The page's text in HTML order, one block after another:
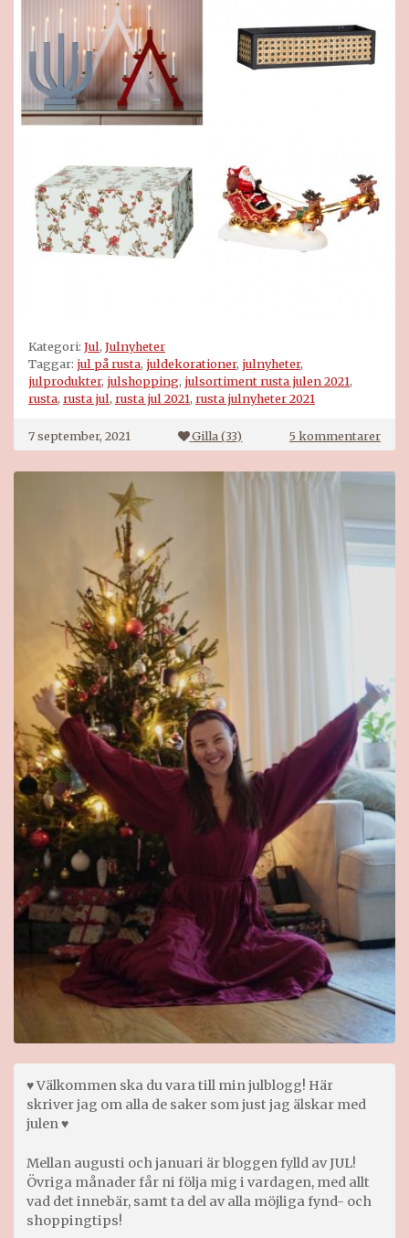
Kategori: Jul, Julnyheter
Taggar: jul på rusta, juldekorationer, julnyheter,
julprodukter, julshopping, julsortiment rusta julen 2021,
rusta, rusta jul, rusta jul 2021, rusta julnyheter 2021
7 september, 2021 Gilla (33) 5 kommentarertill
julen
♥ Välkommen ska du vara till min julblogg! Här
skriver jag om alla de saker som just jag älskar med
julen ♥
Mellan augusti och januari är bloggen fylld av JUL!
Övriga månader får ni följa mig i vardagen, med allt
vad det innebär, samt ta del av alla möjliga fynd- och
shoppingtips!